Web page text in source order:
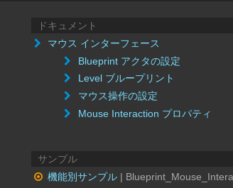
ドキュメント
マウス インターフェース
Blueprint アクタの設定
Level ブループリント
マウス操作の設定
Mouse Interaction プロパティ
サンプル
機能別サンプル |